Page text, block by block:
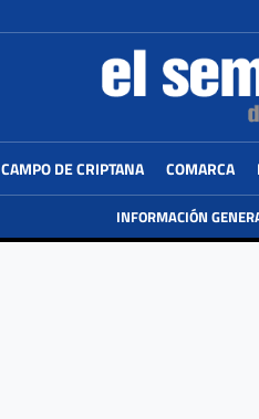
CAMPO DE CRIPTANA COMARCA
INFORMACIÓN